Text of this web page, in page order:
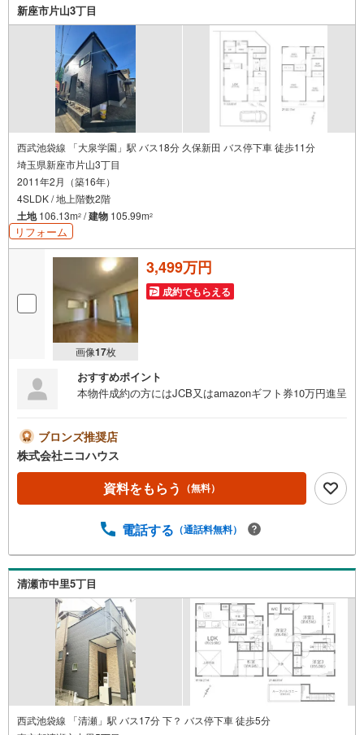
新座市片山3丁目
西武池袋線 「大泉学園」駅 バス18分 久保新田 バス停下車 徒歩11分
埼玉県新座市片山3丁目
2011年2月（築16年）
4SLDK / 地上階数2階
土地106.13m2 /建物 105.99m2
リフォーム
画像17枚
3,499万円
成約でもらえる
おすすめポイント
本物件成約の方にはJCB又はamazonギフト券10万円進呈
ブロンズ推奨店
株式会社ニコハウス
資料をもらう （無料）
電話する （通話料無料）
清瀬市中里5丁目
西武池袋線 「清瀬」駅 バス17分 下？ バス停下車 徒歩5分